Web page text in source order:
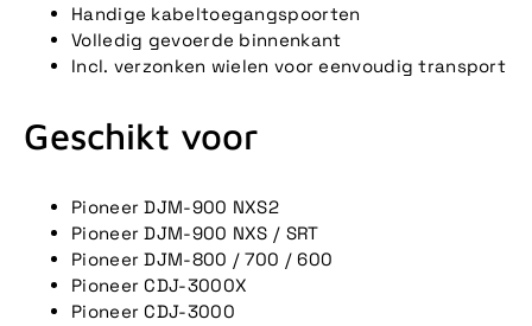
Handige kabeltoegangspoorten
Volledig gevoerde binnenkant
Incl. verzonken wielen voor eenvoudig transport
Geschikt voor
Pioneer DJM-900 NXS2
Pioneer DJM-900 NXS / SRT
Pioneer DJM-800 / 700 / 600
Pioneer CDJ-3000X
Pioneer CDJ-3000